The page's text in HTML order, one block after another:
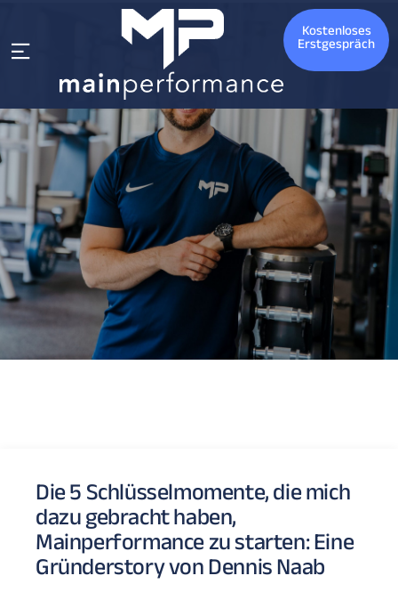
Kostenloses
Erstgespräch
Die 5 Schlüsselmomente, die mich
dazu gebracht haben,
Mainperformance zu starten: Eine
Gründerstory von Dennis Naab